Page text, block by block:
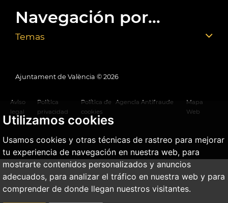
Utilizamos cookies
Usamos cookies y otras técnicas de rastreo para mejorar
tu experiencia de navegación en nuestra web, para
mostrarte contenidos personalizados y anuncios
adecuados, para analizar el tráfico en nuestra web y para
comprender de donde llegan nuestros visitantes.
Navegación por...
Temas
Ajuntament de València © 2026
Aviso
legal
Política
privacidad
Política de
cookies
Agencia Antifraude
Mapa
Web